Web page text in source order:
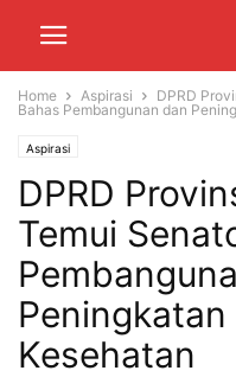
Home Aspirasi
DPRD
Bahas Pembangunan dan
Aspirasi
DPRD
Temui
Peningkatan
Kesehatan